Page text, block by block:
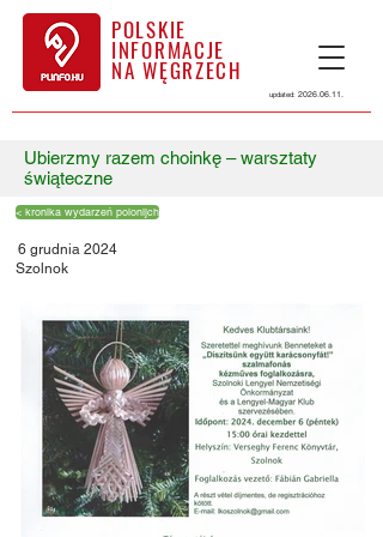
POLSKIE
INFORMACJE
NA WĘGRZECH
updated: 2026.06.11.
Ubierzmy razem choinkę – warsztaty
świąteczne
< kronika wydarzeń polonijch
6 grudnia 2024
Szolnok